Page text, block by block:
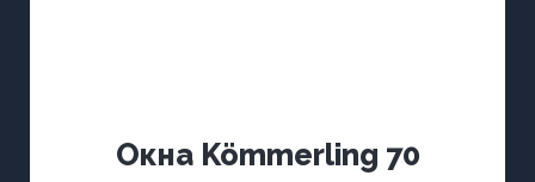
Окна Kömmerling 70